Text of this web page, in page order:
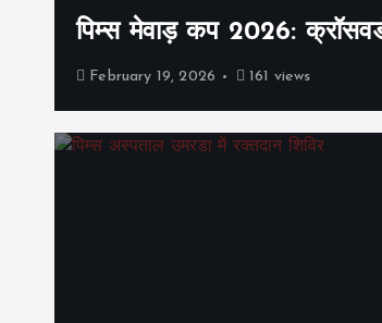
पिम्स मेवाड़ कप 2026:
February 19, 2026 161 views